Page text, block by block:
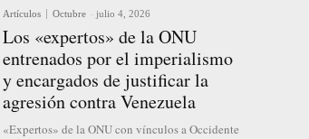
Artículos Octubre - julio 4, 2026
Los «expertos» de la ONU
entrenados por el imperialismo
y encargados de justificar la
agresión contra Venezuela
«Expertos» de la ONU con vínculos a Occidente